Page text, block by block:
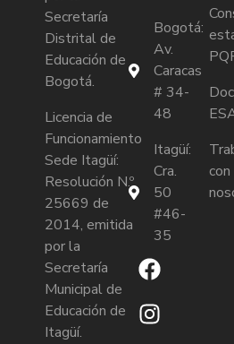
Secretaría
Distrital de
Educación de
Bogotá.
Licencia de
Funcionamiento
Sede Itagüí:
Resolución N.º
25669 de
2014, emitida
por la
Secretaría
Municipal de
Educación de
Itagüí.
Bogotá:
Av.
Caracas
# 34-
48
Itagüí:
Cra.
50
#46-
35
con